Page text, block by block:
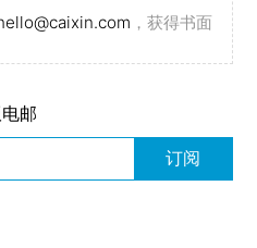
，获得书面
邮
订阅